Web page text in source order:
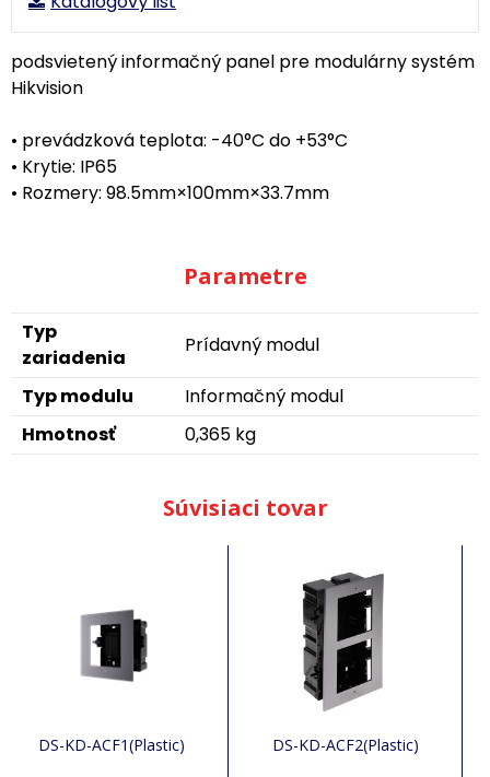
podsvietený informačný panel pre modulárny systém
Hikvision
• prevádzková teplota: -40°C do +53°C
• Krytie: IP65
• Rozmery: 98.5mm×100mm×33.7mm
Parametre
Typ
zariadenia
Prídavný modul
Typ modulu
Informačný modul
Hmotnosť
0,365 kg
Súvisiaci tovar
DS-KD-ACF1(Plastic) DS-KD-ACF2(Plastic)